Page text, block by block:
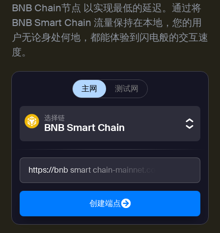
BNB Chain节点 以实现最低的延迟。通过将
BNB Smart Chain 流量保持在本地，您的用
户无论身处何地，都能体验到闪电般的交互速
度。
选择链
BNB Smart Chain
主网 测试网
https://bnb smart chain-
创建端点